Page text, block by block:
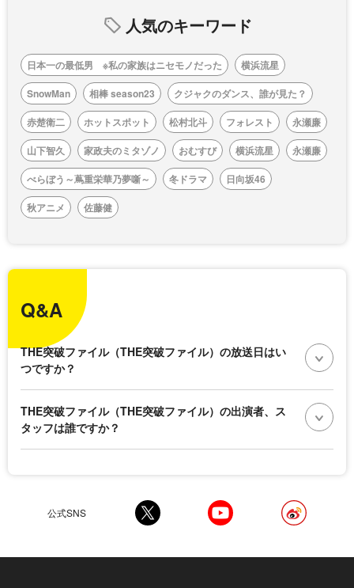
人気のキーワード
日本一の最低男 ※私の家族はニセモノだった
横浜流星
SnowMan
相棒 season23
クジャクのダンス、誰が見た？
赤楚衛二
ホットスポット 松村北斗 フォレスト
永瀬廉
山下智久
家政夫のミタゾノ おむすび 横浜流星
永瀬廉
べらぼう～蔦重栄華乃夢噺～
冬ドラマ
日向坂46
秋アニメ
佐藤健
Q&A
THE突破ファイル（THE突破ファイル）の放送日はい
つですか？
THE突破ファイル（THE突破ファイル）の出演者、ス
タッフは誰ですか？
公式SNS